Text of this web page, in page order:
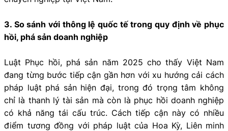
3. So sánh với thông lệ quốc tế trong quy định về phục
hồi, phá sản doanh nghiệp
Luật Phục hồi, phá sản năm 2025 cho thấy Việt Nam
đang từng bước tiếp cận gần hơn với xu hướng cải cách
pháp luật phá sản hiện đại, trong đó trọng tâm không
chỉ là thanh lý tài sản mà còn là phục hồi doanh nghiệp
có khả năng tái cấu trúc. Cách tiếp cận này có nhiều
điểm tương đồng với pháp luật của Hoa Kỳ, Liên minh